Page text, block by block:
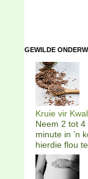
GEWILDE
Kruie vir
Neem 2 tot
minute in ’n
hierdie flou